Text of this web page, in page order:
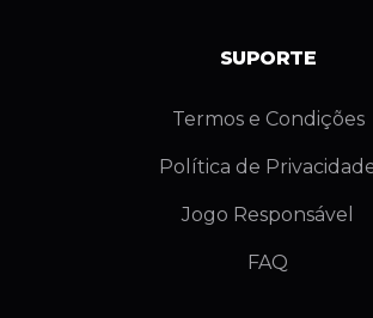
SUPORTE
Termos e Condições
Política de
Jogo Responsável
FAQ